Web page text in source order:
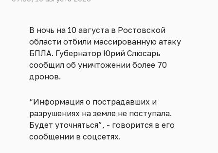
В ночь на 10 августа в Ростовской
области отбили массированную атаку
БПЛА. Губернатор Юрий Слюсарь
сообщил об уничтожении более 70
дронов.
“Информация о пострадавших и
разрушениях на земле не поступала.
Будет уточняться”, - говорится в его
сообщении в соцсетях.